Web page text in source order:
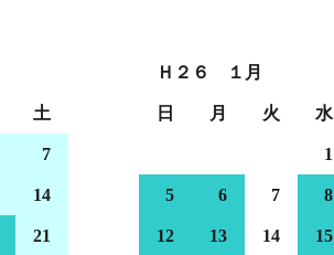
Ｈ２６ １月
土 日 月 火 水
7 1
14 5 6 7 8
21 12 13 14 15